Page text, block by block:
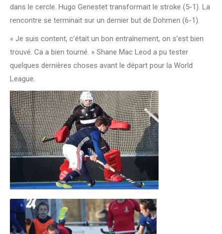
dans le cercle. Hugo Genestet transformait le stroke (5-1). La
rencontre se terminait sur un dernier but de Dohmen (6-1).
« Je suis content, c’était un bon entraînement, on s’est bien
trouvé. Ca a bien tourné. » Shane Mac Leod a pu tester
quelques dernières choses avant le départ pour la World
League.